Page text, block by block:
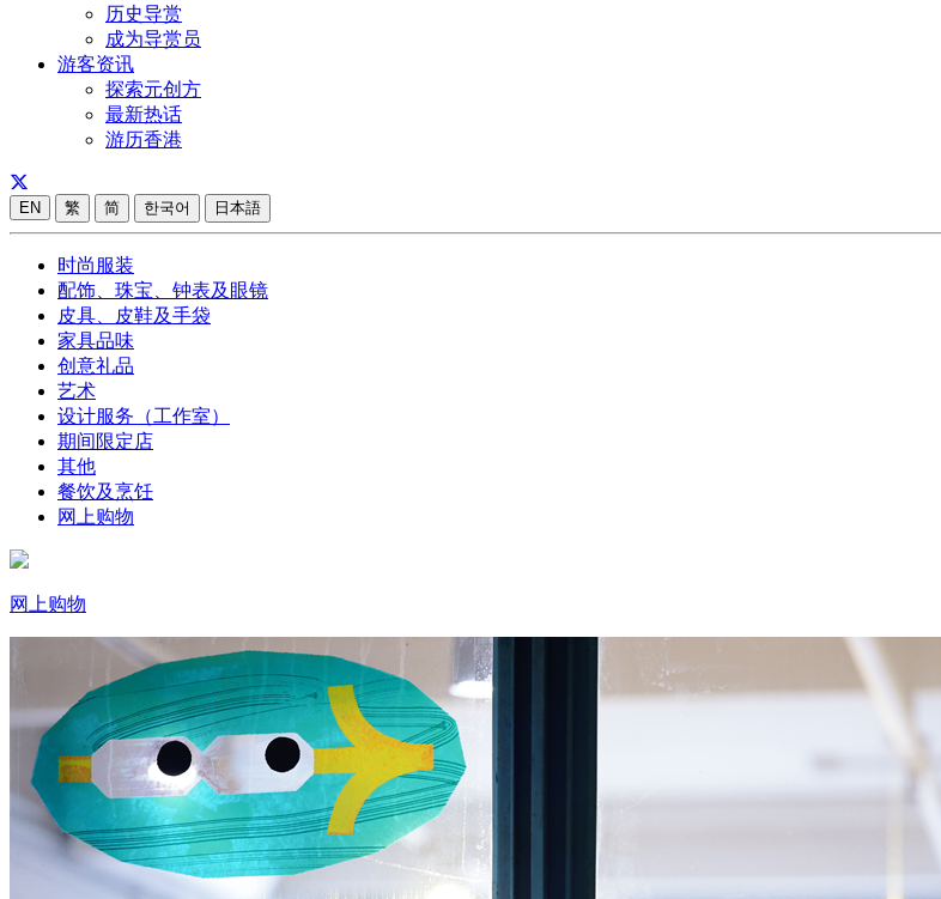
历史导赏
成为导赏员
游客资讯
探索元创方
最新热话
游历香港
EN 繁 简 한국어 日本語
时尚服装
配饰、珠宝、钟表及眼镜
皮具、皮鞋及手袋
家具品味
创意礼品
艺术
设计服务（工作室）
期间限定店
其他
餐饮及烹饪
网上购物
网上购物